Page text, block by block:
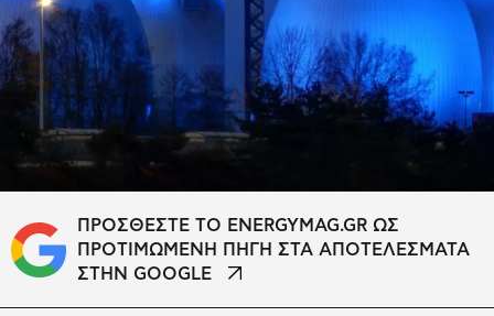
ΠΡΟΣΘΕΣΤΕ ΤΟ ENERGYMAG.GR ΩΣ
ΠΡΟΤΙΜΩΜΕΝΗ ΠΗΓΗ ΣΤΑ ΑΠΟΤΕΛΕΣΜΑΤΑ
ΣΤΗΝ GOOGLE